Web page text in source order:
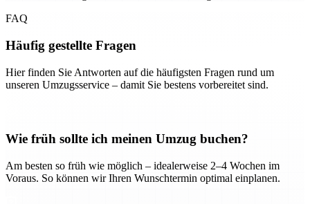
FAQ
Häufig gestellte Fragen
Hier finden Sie Antworten auf die häufigsten Fragen rund um
unseren Umzugsservice – damit Sie bestens vorbereitet sind.
Wie früh sollte ich meinen Umzug buchen?
Am besten so früh wie möglich – idealerweise 2–4 Wochen im
Voraus. So können wir Ihren Wunschtermin optimal einplanen.